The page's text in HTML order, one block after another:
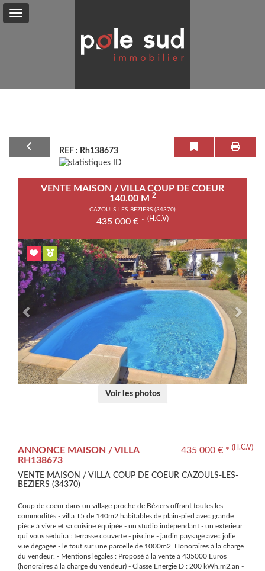
+
REF : Rh138673
VENTE MAISON / VILLA COUP DE COEUR
140.00 M 2
CAZOULS-LES-BEZIERS (34370)
435 000 € * (H.C.V)
Previous Next
Voir les photos
ANNONCE MAISON / VILLA
RH138673
435 000 € * (H.C.V)
VENTE MAISON / VILLA COUP DE COEUR CAZOULS-LES-
BEZIERS (34370)
Coup de coeur dans un village proche de Béziers offrant toutes les
commodités - villa T5 de 140m2 habitables de plain-pied avec grande
pièce à vivre et sa cuisine équipée - un studio indépendant - un extérieur
qui vous séduira : terrasse couverte - piscine - jardin paysagé avec jolie
vue dégagée - le tout sur une parcelle de 1000m2. Honoraires à la charge
du vendeur. - Mentions légales : Proposé à la vente à 435000 Euros
(honoraires à la charge du vendeur) - Classe Energie D : 200 kWh.m2.an -